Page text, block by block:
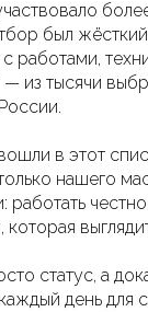
был
работами,
из тысячи
в этот
нашего
работать
которая
статус, а
день для